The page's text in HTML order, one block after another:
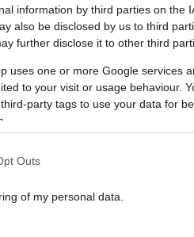
information by third parties on the
also be disclosed by us to third
further disclose it to other third
uses one or more Google services
to your visit or usage behaviour.
party tags to use your data for
Outs
of my personal data.
régulateurs, tels que la BCE
et protection des investisseurs.
exigences decompliance
en perpétuelle évolution.